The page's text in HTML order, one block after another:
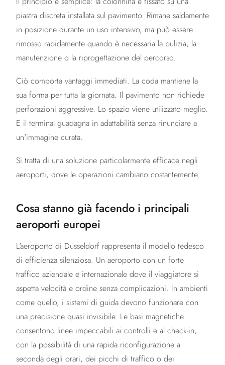
piastra discreta installata sul pavimento. Rimane saldamente
in posizione durante un uso intensivo, ma può essere
rimosso rapidamente quando è necessaria la pulizia, la
manutenzione o la riprogettazione del percorso.
Ciò comporta vantaggi immediati. La coda mantiene la
sua forma per tutta la giornata. Il pavimento non richiede
perforazioni aggressive. Lo spazio viene utilizzato meglio.
E il terminal guadagna in adattabilità senza rinunciare a
un'immagine curata.
Si tratta di una soluzione particolarmente efficace negli
aeroporti, dove le operazioni cambiano costantemente.
Cosa stanno già facendo i principali
aeroporti europei
L'aeroporto di Düsseldorf rappresenta il modello tedesco
di efficienza silenziosa. Un aeroporto con un forte
traffico aziendale e internazionale dove il viaggiatore si
aspetta velocità e ordine senza complicazioni. In ambienti
come quello, i sistemi di guida devono funzionare con
una precisione quasi invisibile. Le basi magnetiche
consentono linee impeccabili ai controlli e al check-in,
con la possibilità di una rapida riconfigurazione a
seconda degli orari, dei picchi di traffico o dei